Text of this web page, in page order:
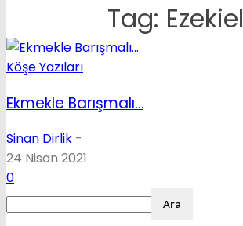
Tag: Ezekiel
Köşe Yazıları
Ekmekle Barışmalı…
Sinan Dirlik -
24 Nisan 2021
0